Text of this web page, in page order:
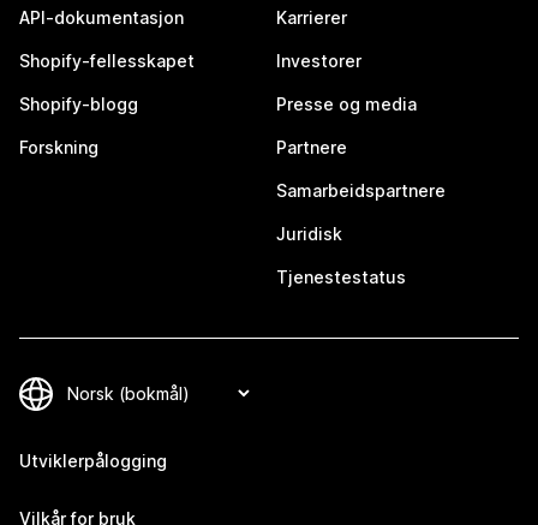
API-dokumentasjon
Shopify-fellesskapet
Shopify-blogg
Forskning
Karrierer
Investorer
Presse og media
Partnere
Samarbeidspartnere
Juridisk
Tjenestestatus
Utviklerpålogging
Vilkår for bruk